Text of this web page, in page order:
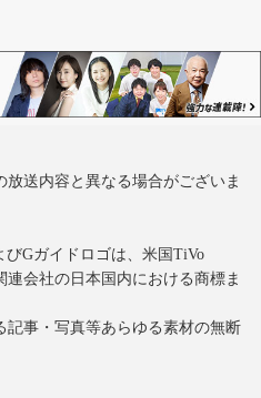
送内容と異なる場合がございま
Gガイドロゴは、米国TiVo
連会社の日本国内における商標ま
記事・写真等あらゆる素材の無断